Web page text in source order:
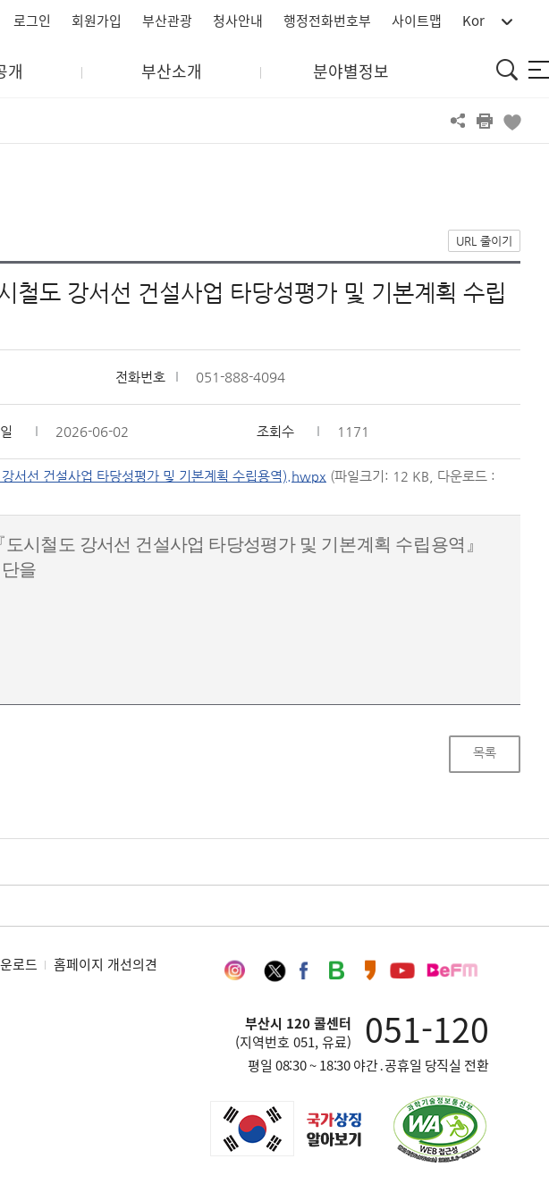
로그인 회원가입 부산관광 청사안내 행정전화번호부 사이트맵 Kor
개 부산소개 분야별정보
통
합
색
사
URL 줄이기
철도 강서선 건설사업 타당성평가 및 기본계획 수립
전화번호 051-888-4094
2026-06-02 조회수 1171
서선 건설사업 타당성평가 및 기본계획 수립용역).hwpx (파일크기: 12 KB, 다운로드 :
도시철도 강서선 건설사업 타당성평가 및 기본계획 수립용역 』
을
목록
로드 홈페이지 개선의견
인
스
트
위
북
네
이
블
로
그
카
토
리
유
튜
채
널
부
산
방
재
단
부산시 120 콜센터
(지역번호 051, 유료)
051-120
평일 08:30 ~ 18:30 야간․공휴일 당직실 전환